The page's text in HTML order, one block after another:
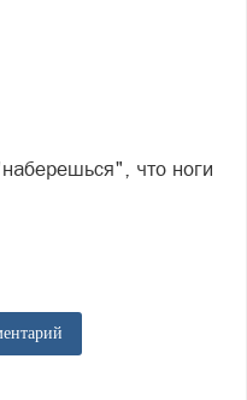
что ноги